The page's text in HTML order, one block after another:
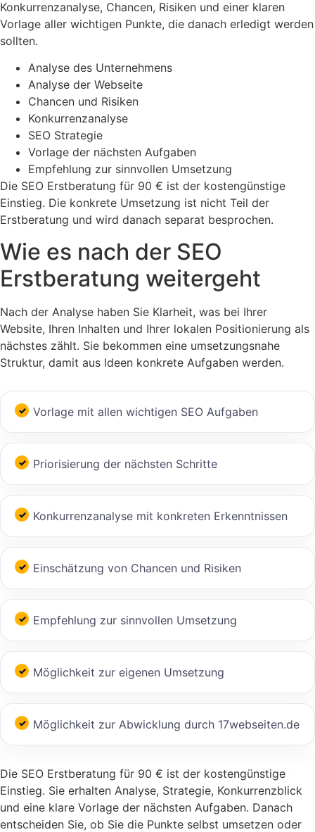
Konkurrenzanalyse, Chancen, Risiken und einer klaren
Vorlage aller wichtigen Punkte, die danach erledigt werden
sollten.
Analyse des Unternehmens
Analyse der Webseite
Chancen und Risiken
Konkurrenzanalyse
SEO Strategie
Vorlage der nächsten Aufgaben
Empfehlung zur sinnvollen Umsetzung
Die SEO Erstberatung für 90 € ist der kostengünstige
Einstieg. Die konkrete Umsetzung ist nicht Teil der
Erstberatung und wird danach separat besprochen.
Wie es nach der SEO
Erstberatung weitergeht
Nach der Analyse haben Sie Klarheit, was bei Ihrer
Website, Ihren Inhalten und Ihrer lokalen Positionierung als
nächstes zählt. Sie bekommen eine umsetzungsnahe
Struktur, damit aus Ideen konkrete Aufgaben werden.
Vorlage mit allen wichtigen SEO Aufgaben
Priorisierung der nächsten Schritte
Konkurrenzanalyse mit konkreten Erkenntnissen
Einschätzung von Chancen und Risiken
Empfehlung zur sinnvollen Umsetzung
Möglichkeit zur eigenen Umsetzung
Möglichkeit zur Abwicklung durch 17webseiten.de
Die SEO Erstberatung für 90 € ist der kostengünstige
Einstieg. Sie erhalten Analyse, Strategie, Konkurrenzblick
und eine klare Vorlage der nächsten Aufgaben. Danach
entscheiden Sie, ob Sie die Punkte selbst umsetzen oder